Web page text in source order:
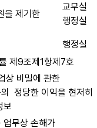
을 제기한
교무실
행정실
행정실
제9조제1항제7호
상 비밀에 관한
정당한 이익을 현저히
보
무상 손해가